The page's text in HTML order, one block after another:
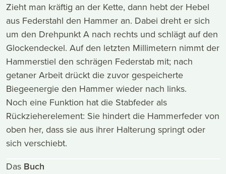
Zieht man kräftig an der Kette, dann hebt der Hebel
aus Federstahl den Hammer an. Dabei dreht er sich
um den Drehpunkt A nach rechts und schlägt auf den
Glockendeckel. Auf den letzten Millimetern nimmt der
Hammerstiel den schrägen Federstab mit; nach
getaner Arbeit drückt die zuvor gespeicherte
Biegeenergie den Hammer wieder nach links.
Noch eine Funktion hat die Stabfeder als
Rückzieherelement: Sie hindert die Hammerfeder von
oben her, dass sie aus ihrer Halterung springt oder
sich verschiebt.
Das Buch